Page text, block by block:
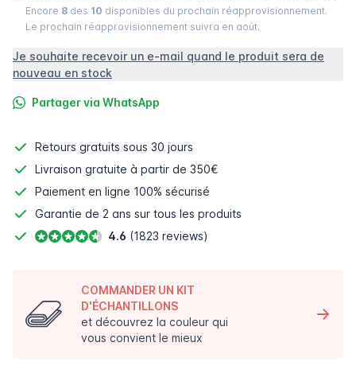
Encore 8 des 10 disponibles du prochain réapprovisionnement.
Le prochain réapprovisionnement suivra en août.
Je souhaite recevoir un e-mail quand le produit sera de
nouveau en stock
Partager via WhatsApp
Retours gratuits sous 30 jours
Livraison gratuite à partir de 350€
Paiement en ligne 100% sécurisé
Garantie de 2 ans sur tous les produits
4.6 (1823 reviews)
COMMANDER UN KIT
D'ÉCHANTILLONS
et découvrez la couleur qui
vous convient le mieux